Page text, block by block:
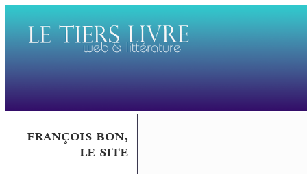
françois bon,
le site